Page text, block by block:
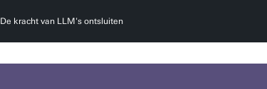
De kracht van LLM's ontsluiten